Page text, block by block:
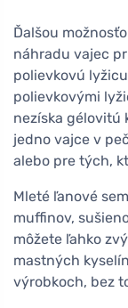
Ďalšou
náhradu vajec
polievkovú
polievkovými
nezíska gélovitú
jedno vajce v
alebo pre tých,
Mleté ľanové
muffinov,
môžete ľahko
mastných
výrobkoch, bez